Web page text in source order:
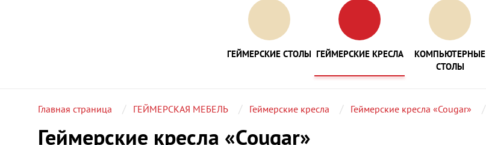
ГЕЙМЕРСКИЕ СТОЛЫ ГЕЙМЕРСКИЕ КРЕСЛА
КОМПЬЮТЕРНЫЕ
СТОЛЫ
Главная страница ГЕЙМЕРСКАЯ МЕБЕЛЬ Геймерские кресла Геймерские кресла «Cougar»
Геймерские кресла «Cougar»